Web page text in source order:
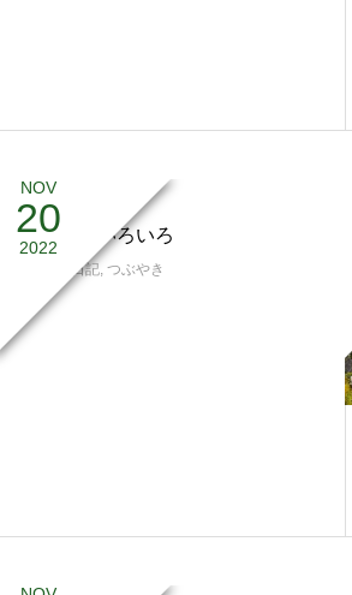
NOV
20
2022
お知らせいろいろ
日記 つぶやき